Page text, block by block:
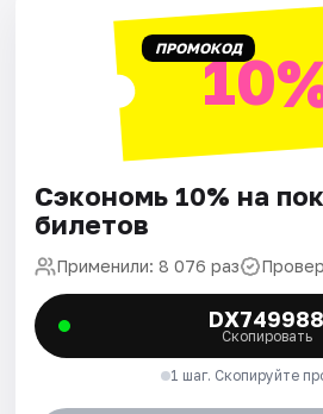
ПРОМОКОД
Сэкономь 10% на
билетов
Применили: 8 076 раз
DX749988
Скопировать
1 шаг. Скопируйте